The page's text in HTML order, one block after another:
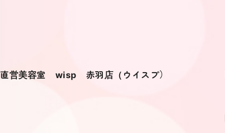
直営美容室 wisp 赤羽店（ウイスプ）